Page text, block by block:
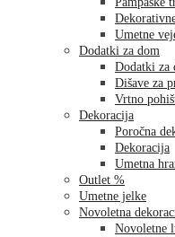
Umetne
Dodatki za dom
Dodatki za
Dišave za
Vrtno
Dekoracija
Poročna
Dekoracija
Umetna
Outlet %
Umetne jelke
Novoletna
Novoletne